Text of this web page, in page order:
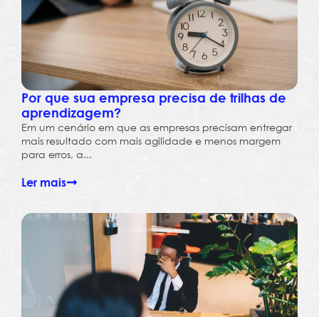
Por que sua empresa precisa de trilhas de
aprendizagem?
Em um cenário em que as empresas precisam entregar
mais resultado com mais agilidade e menos margem
para erros, a...
Ler mais